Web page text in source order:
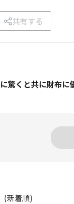
共有する
(新着順)